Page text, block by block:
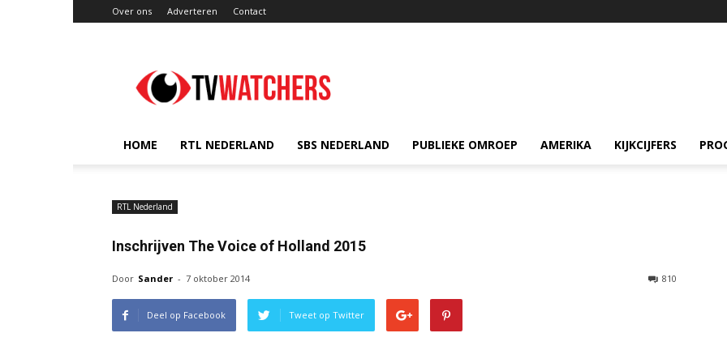
Over ons Adverteren Contact
HOME RTL NEDERLAND SBS NEDERLAND PUBLIEKE OMROEP AMERIKA KIJKCIJFERS
RTL Nederland
Inschrijven The Voice of Holland 2015
Door Sander - 7 oktober 2014 810
Deel op Facebook Tweet op Twitter